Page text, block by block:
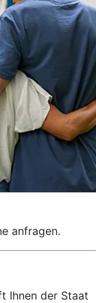
anfragen.
Ihnen der Staat